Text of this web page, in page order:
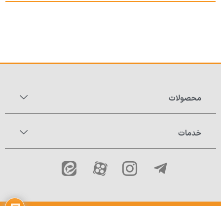
محصولات
خدمات